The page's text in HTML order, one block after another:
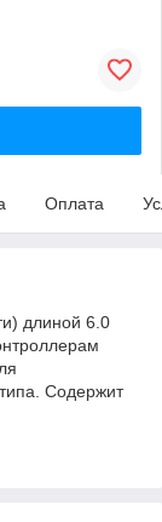
Оплата
длиной 6.0
Содержит